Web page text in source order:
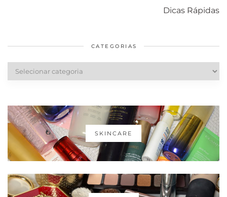
Dicas Rápidas
diários
cabelos
CATEGORIAS
Categorias
SKINCARE